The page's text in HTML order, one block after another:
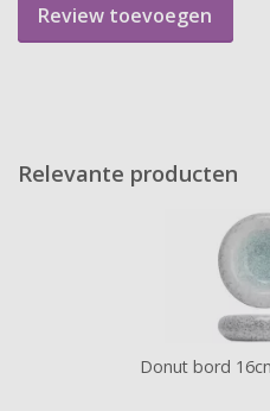
Review toevoegen
Relevante producten
Donut bord